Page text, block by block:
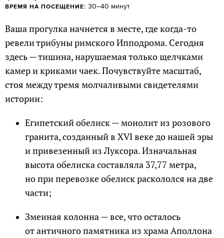
ВРЕМЯ НА ПОСЕЩЕНИЕ: 30–40 минут
Ваша прогулка начнется в месте, где когда-то
ревели трибуны римского Ипподрома. Сегодня
здесь — тишина, нарушаемая только щелчками
камер и криками чаек. Почувствуйте масштаб,
стоя между тремя молчаливыми свидетелями
истории:
Египетский обелиск — монолит из розового
гранита, созданный в XVI веке до нашей эры
и привезенный из Луксора. Изначальная
высота обелиска составляла 37,77 метра,
но при перевозке обелиск раскололся на две
части;
Змеиная колонна — все, что осталось
от античного памятника из храма Аполлона